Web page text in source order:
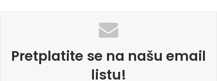
Pretplatite se na našu email
listu!